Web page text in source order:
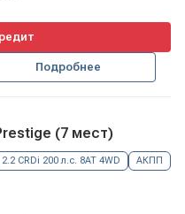
Подробнее
(7 мест)
2.2 CRDi 200 л.с. 8AT 4WD АКПП